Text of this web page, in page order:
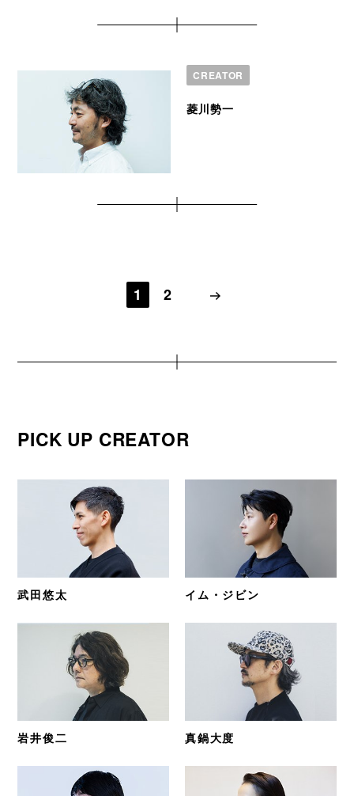
CREATOR
菱川勢一
1 2
PICK UP CREATOR
武田悠太 イム・ジビン
岩井俊二 真鍋大度